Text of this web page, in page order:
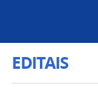
EDITAIS